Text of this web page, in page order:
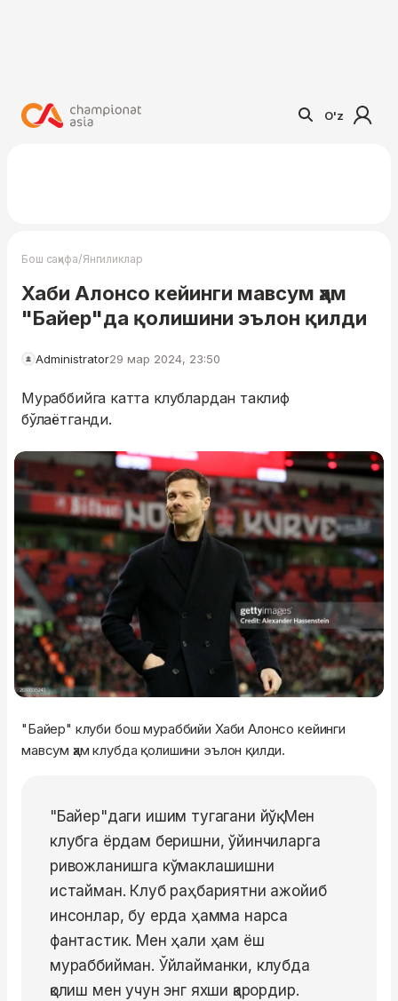
O'z
Бош саҳифа/Янгиликлар
Хаби Алонсо кейинги мавсум ҳам
"Байер"да қолишини эълон қилди
Administrator29 мар 2024, 23:50
Мураббийга катта клублардан таклиф
бўлаётганди.
"Байер" клуби бош мураббийи Хаби Алонсо кейинги
мавсум ҳам клубда қолишини эълон қилди.
"Байер"даги ишим тугагани йўқ. Мен
клубга ёрдам беришни, ўйинчиларга
ривожланишга кўмаклашишни
истайман. Клуб раҳбариятни ажойиб
инсонлар, бу ерда ҳамма нарса
фантастик. Мен ҳали ҳам ёш
мураббийман. Ўйлайманки, клубда
қолиш мен учун энг яхши қарордир.